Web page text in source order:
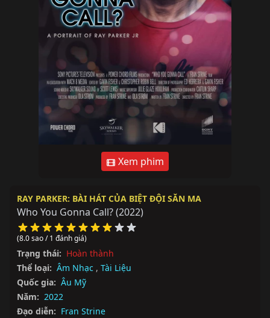
Xem phim
RAY PARKER: BÀI HÁT CỦA BIỆT ĐỘI SĂN MA
Who You Gonna Call?(2022)
(8.0 sao / 1 đánh giá)
Trạng thái: Hoàn thành
Thể loại: Âm Nhạc , Tài Liệu
Quốc gia: Âu Mỹ
Năm: 2022
Đạo diễn: Fran Strine